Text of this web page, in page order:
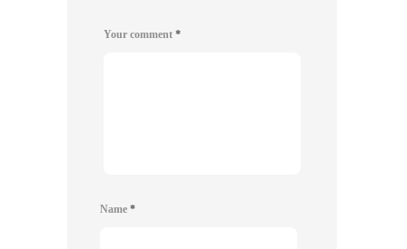
Your comment *
Name *